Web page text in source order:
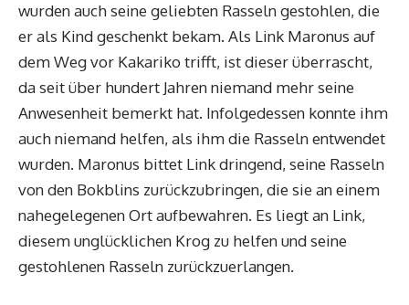
wurden auch seine geliebten Rasseln gestohlen, die
er als Kind geschenkt bekam. Als Link Maronus auf
dem Weg vor Kakariko trifft, ist dieser überrascht,
da seit über hundert Jahren niemand mehr seine
Anwesenheit bemerkt hat. Infolgedessen konnte ihm
auch niemand helfen, als ihm die Rasseln entwendet
wurden. Maronus bittet Link dringend, seine Rasseln
von den Bokblins zurückzubringen, die sie an einem
nahegelegenen Ort aufbewahren. Es liegt an Link,
diesem unglücklichen Krog zu helfen und seine
gestohlenen Rasseln zurückzuerlangen.